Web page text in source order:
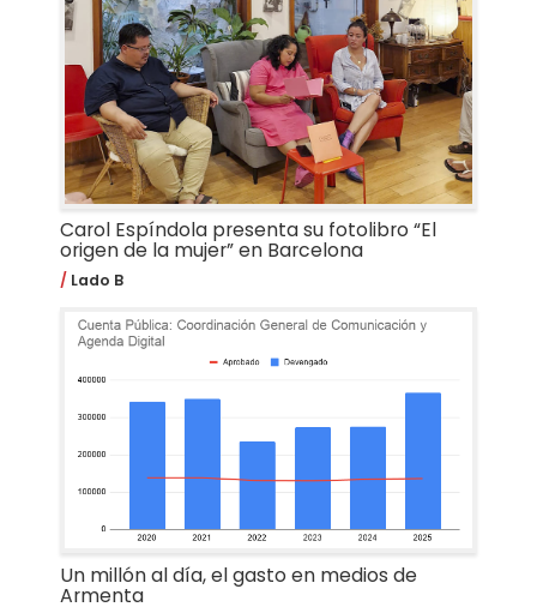
Carol Espíndola presenta su fotolibro “El
origen de la mujer” en Barcelona
Lado B
Un millón al día, el gasto en medios de
Armenta